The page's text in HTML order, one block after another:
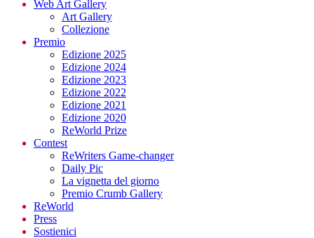
Web Art Gallery
Art Gallery
Collezione
Premio
Edizione 2025
Edizione 2024
Edizione 2023
Edizione 2022
Edizione 2021
Edizione 2020
ReWorld Prize
Contest
ReWriters Game-changer
Daily Pic
La vignetta del giorno
Premio Crumb Gallery
ReWorld
Press
Sostienici